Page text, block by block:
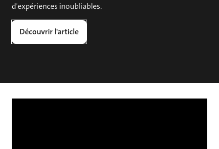
d'expériences inoubliables.
Découvrir l'article